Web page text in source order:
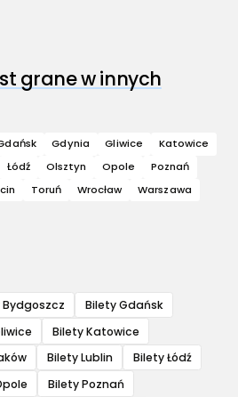
grane w innych
Gdynia Gliwice
Katowice
Łódź Olsztyn Opole
Poznań
Toruń Wrocław
Warszawa
Bydgoszcz
Bilety Gdańsk
Bilety Katowice
Bilety Lublin
Bilety Łódź
Bilety Poznań